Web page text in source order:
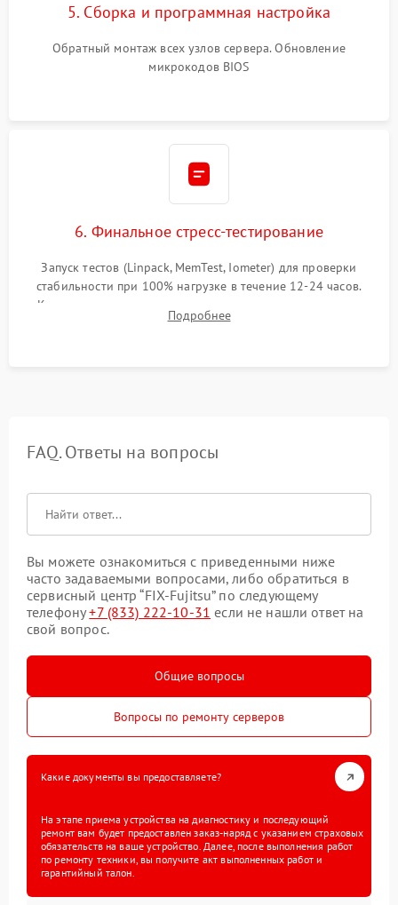
5. Сборка и программная настройка
Обратный монтаж всех узлов сервера. Обновление
микрокодов BIOS
6. Финальное стресс-тестирование
Запуск тестов (Linpack, MemTest, Iometer) для проверки
стабильности при 100% нагрузке в течение 12-24 часов.
Контроль температурных режимов, проверка отсутствия
троттлинга и подготовка сервера к выдаче.
Подробнее
FAQ. Ответы на вопросы
Вы можете ознакомиться с приведенными ниже
часто задаваемыми вопросами, либо обратиться в
сервисный центр “FIX-Fujitsu” по следующему
телефону+7 (833) 222-10-31 если не нашли ответ на
свой вопрос.
Общие вопросы
Вопросы по ремонту серверов
Какие документы вы предоставляете?
На этапе приема устройства на диагностику и последующий
ремонт вам будет предоставлен заказ-наряд с указанием страховых
обязательств на ваше устройство. Далее, после выполнения работ
по ремонту техники, вы получите акт выполненных работ и
гарантийный талон.